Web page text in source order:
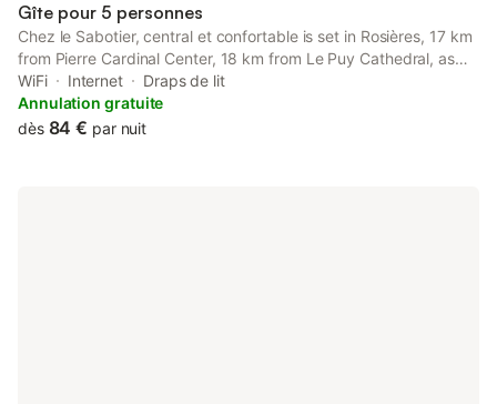
Gîte pour 5 personnes
Chez le Sabotier, central et confortable is set in Rosières, 17 km
from Pierre Cardinal Center, 18 km from Le Puy Cathedral, as
well as 18 km from Saint-Michel d'Aiguilhe Church.
WiFi Internet
Draps de lit
Annulation gratuite
dès 84 € par nuit